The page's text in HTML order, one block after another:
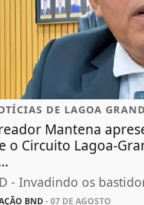
DE LAGOA
Mantena
o Circuito Lagoa-
- Invadindo os
BND- 07 DE AGOSTO